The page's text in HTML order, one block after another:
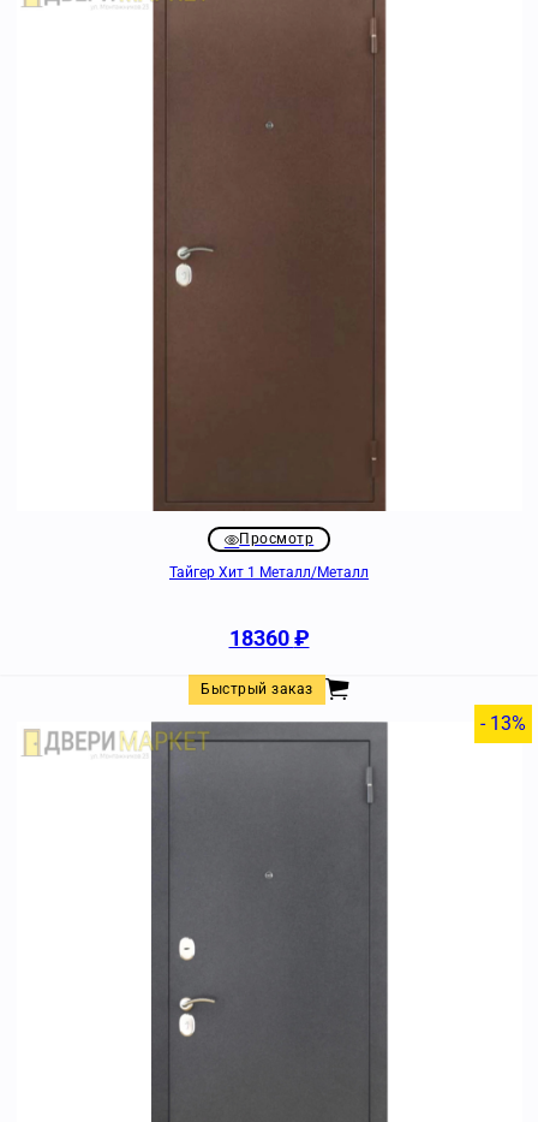
Просмотр
Тайгер Хит 1 Металл/Металл
18360₽
Быстрый заказ
- 13%